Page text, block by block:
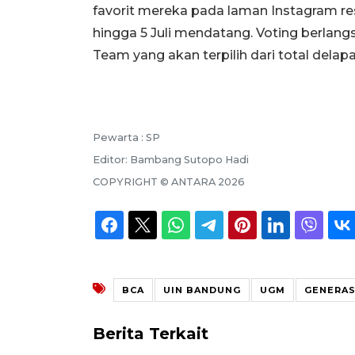
favorit mereka pada laman Instagram
hingga 5 Juli mendatang. Voting
Team yang akan terpilih dari total
Pewarta : SP
Editor: Bambang Sutopo Hadi
COPYRIGHT © ANTARA 2026
BCA UIN BANDUNG UGM
Berita Terkait